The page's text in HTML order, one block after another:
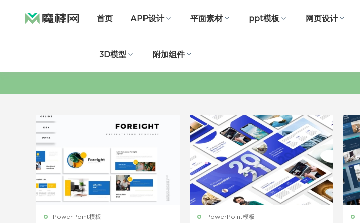
首页 APP设计 平面素材 ppt模板 网页设计
3D模型 附加组件
PowerPoint模板 PowerPoint模板